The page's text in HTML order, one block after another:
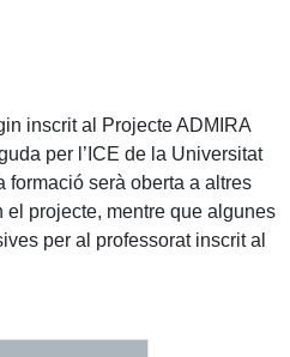
inscrit al Projecte ADMIRA
per l’ICE de la Universitat
formació serà oberta a altres
el projecte, mentre que algunes
per al professorat inscrit al